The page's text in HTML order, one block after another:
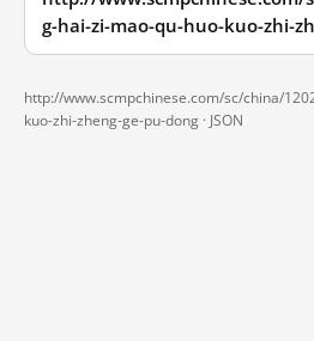
g-hai-zi-mao-qu-huo-kuo-zhi-
http://www.scmpchinese.com/sc/china/
kuo-zhi-zheng-ge-pu-dong · JSON